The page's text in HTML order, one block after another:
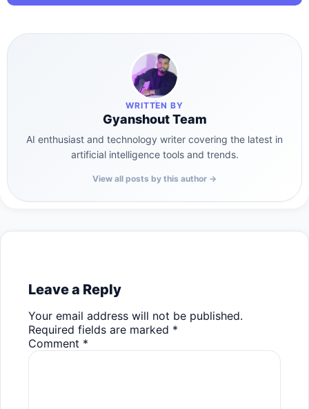
WRITTEN BY
Gyanshout Team
AI enthusiast and technology writer covering the latest in
artificial intelligence tools and trends.
View all posts by this author →
Leave a Reply
Your email address will not be published.
Required fields are marked *
Comment *